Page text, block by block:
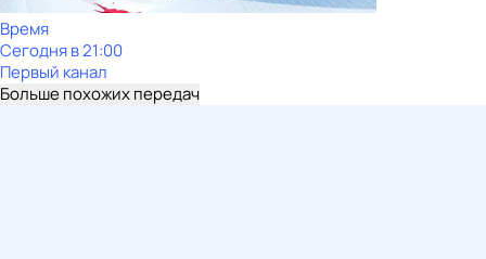
Время
Сегодня в 21:00
Первый канал
Больше похожих передач